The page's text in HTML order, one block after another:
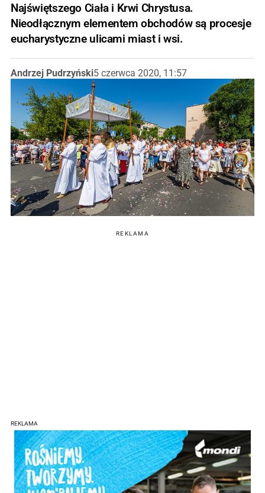
Najświętszego Ciała i Krwi Chrystusa.
Nieodłącznym elementem obchodów są procesje
eucharystyczne ulicami miast i wsi.
Andrzej Pudrzyński5 czerwca 2020, 11:57
REKLAMA
REKLAMA